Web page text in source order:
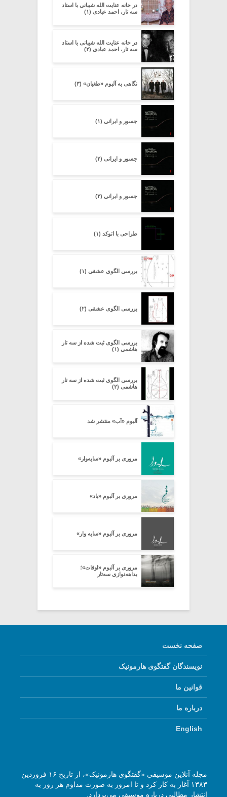
در خانه عنایت الله شیبانی با استاد
سه تار، احمد عبادی (۱)
در خانه عنایت الله شیبانی با استاد
سه تار، احمد عبادی (۲)
نگاهی به آلبوم «طغیان» (۳)
جسور و ایرانی (۱)
جسور و ایرانی (۲)
جسور و ایرانی (۳)
طراحی با اتوکد (۱)
بررسی الگوی عشقی (۱)
بررسی الگوی عشقی (۲)
بررسی الگوی ثبت شده از سه تار
هاشمی (۱)
بررسی الگوی ثبت شده از سه تار
هاشمی (۲)
آلبوم «آب» منتشر شد
مروری بر آلبوم «سایه‌وار»
مروری بر آلبوم «باد»
مروری بر آلبوم «سایه وار»
مروری بر آلبوم «اوقات»؛
بداهه‌نوازی سه‌تار
صفحه نخست
نویسندگان گفتگوی هارمونیک
قوانین ما
درباره ما
English
مجله آنلاین موسیقی «گفتگوی هارمونیک»، از تاریخ ۱۶ فروردین
۱۳۸۳ آغاز به کار کرد و تا امروز به صورت مداوم هر روز به
انتشار مطالبی درباره موسیقی می‌پردازد.